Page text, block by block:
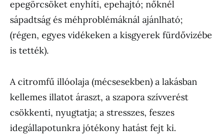
epegörcsöket enyhíti, epehajtó; nőknél
sápadtság és méhproblémáknál ajánlható;
(régen, egyes vidékeken a kisgyerek fürdővizébe
is tették).
A citromfű illóolaja (mécsesekben) a lakásban
kellemes illatot áraszt, a szapora szívverést
csökkenti, nyugtatja; a stresszes, feszes
idegállapotunkra jótékony hatást fejt ki.